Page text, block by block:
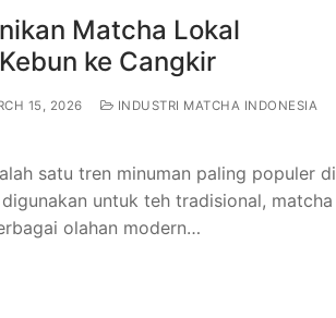
Matcha Lokal
ke Cangkir
15, 2026
INDUSTRI MATCHA INDONESIA
satu tren minuman paling populer di
untuk teh tradisional, matcha
olahan modern…